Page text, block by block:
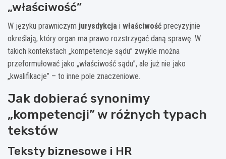
„właściwość”
W języku prawniczym jurysdykcja i właściwość precyzyjnie
określają, który organ ma prawo rozstrzygać daną sprawę. W
takich kontekstach „kompetencje sądu” zwykle można
przeformułować jako „właściwość sądu”, ale już nie jako
„kwalifikacje” – to inne pole znaczeniowe.
Jak dobierać synonimy
„kompetencji” w różnych typach
tekstów
Teksty biznesowe i HR